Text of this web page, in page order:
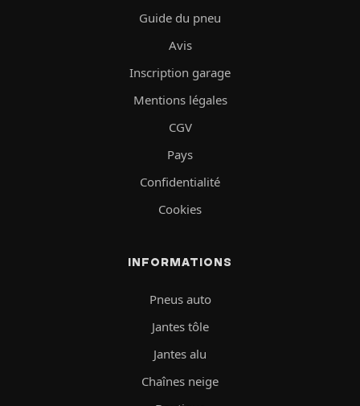
Guide du pneu
Avis
Inscription garage
Mentions légales
CGV
Pays
Confidentialité
Cookies
INFORMATIONS
Pneus auto
Jantes tôle
Jantes alu
Chaînes neige